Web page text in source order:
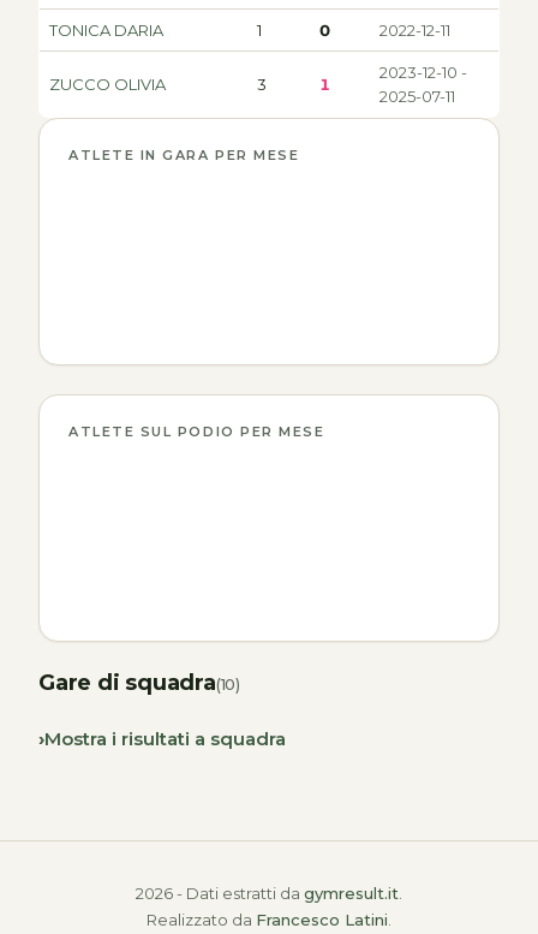
TONICA DARIA 1 0 2022-12-11
ZUCCO OLIVIA 3 1
2023-12-10 -
2025-07-11
ATLETE IN GARA PER MESE
ATLETE SUL PODIO PER MESE
Gare di squadra(10)
Mostra i risultati a squadra
2026 - Dati estratti da gymresult.it
Realizzato da Francesco Latini